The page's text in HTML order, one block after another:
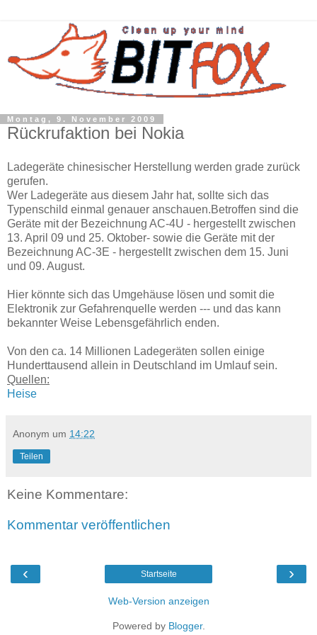
Montag, 9. November 2009
Rückrufaktion bei Nokia
Ladegeräte chinesischer Herstellung werden grade zurück
gerufen.
Wer Ladegeräte aus diesem Jahr hat, sollte sich das
Typenschild einmal genauer anschauen.Betroffen sind die
Geräte mit der Bezeichnung AC-4U - hergestellt zwischen
13. April 09 und 25. Oktober- sowie die Geräte mit der
Bezeichnung AC-3E - hergestellt zwischen dem 15. Juni
und 09. August.
Hier könnte sich das Umgehäuse lösen und somit die
Elektronik zur Gefahrenquelle werden --- und das kann
bekannter Weise Lebensgefährlich enden.
Von den ca. 14 Millionen Ladegeräten sollen einige
Hunderttausend allein in Deutschland im Umlauf sein.
Quellen:
Heise
Anonym um 14:22
Teilen
Keine Kommentare:
Kommentar veröffentlichen
‹ ›
Startseite
Web-Version anzeigen
Powered by Blogger.